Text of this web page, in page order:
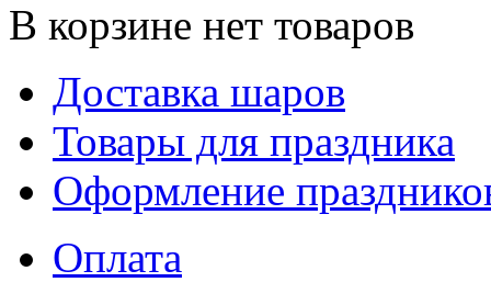
В корзине нет товаров
Доставка шаров
Товары для праздника
Оформление
Оплата